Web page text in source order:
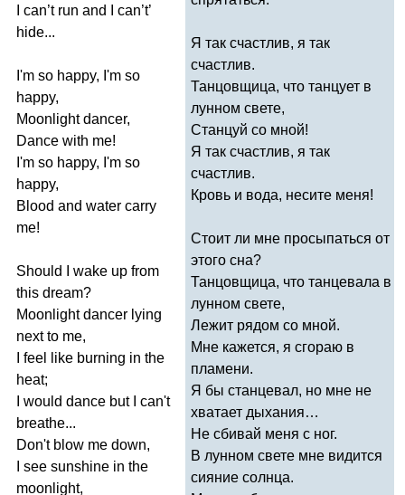
can’t run and can’t’
hide...
I'm so happy, I'm so
happy,
Moonlight dancer,
Dance with me!
I'm so happy, I'm so
happy,
Blood and water carry
me!
Should wake up from
this dream?
Moonlight dancer lying
next to me,
feel like burning in the
heat;
would dance but
can't
breathe...
Don't blow me down,
see sunshine in the
moonlight,
Я так счастлив, я так
счастлив.
Танцовщица, что танцует в
лунном свете,
Станцуй со мной!
Я так счастлив, я так
счастлив.
Кровь и вода, несите меня!
Стоит ли мне просыпаться от
этого сна?
Танцовщица, что танцевала в
лунном свете,
Лежит рядом со мной.
Мне кажется, я сгораю в
пламени.
Я бы станцевал, но мне не
хватает дыхания…
Не сбивай меня с ног.
В лунном свете мне видится
сияние солнца.